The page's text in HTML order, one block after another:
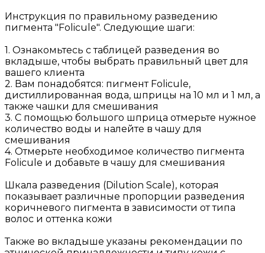
Инструкция по правильному разведению
пигмента "Folicule". Следующие шаги:
1. Ознакомьтесь с таблицей разведения во
вкладыше, чтобы выбрать правильный цвет для
вашего клиента
2. Вам понадобятся: пигмент Folicule,
дистиллированная вода, шприцы на 10 мл и 1 мл, а
также чашки для смешивания
3. С помощью большого шприца отмерьте нужное
количество воды и налейте в чашу для
смешивания
4. Отмерьте необходимое количество пигмента
Folicule и добавьте в чашу для смешивания
Шкала разведения (Dilution Scale), которая
показывает различные пропорции разведения
коричневого пигмента в зависимости от типа
волос и оттенка кожи
Также во вкладыше указаны рекомендации по